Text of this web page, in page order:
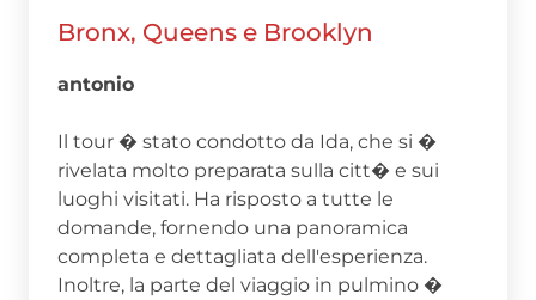
Bronx, Queens e Brooklyn
antonio
Il tour � stato condotto da Ida, che si �
rivelata molto preparata sulla citt� e sui
luoghi visitati. Ha risposto a tutte le
domande, fornendo una panoramica
completa e dettagliata dell'esperienza.
Inoltre, la parte del viaggio in pulmino �